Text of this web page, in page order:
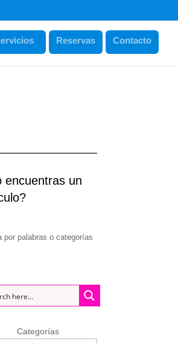
Reservas Contacto
encuentras un
por palabras o categorías
Categorías